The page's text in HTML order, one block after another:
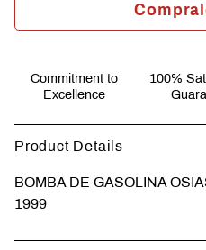
Commitment to
Excellence
100%
Product Details
BOMBA DE GASOLINA
1999